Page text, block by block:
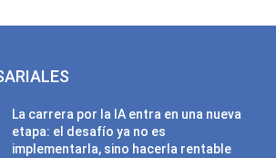
La carrera por la IA entra en una nueva
etapa: el desafío ya no es
implementarla, sino hacerla rentable